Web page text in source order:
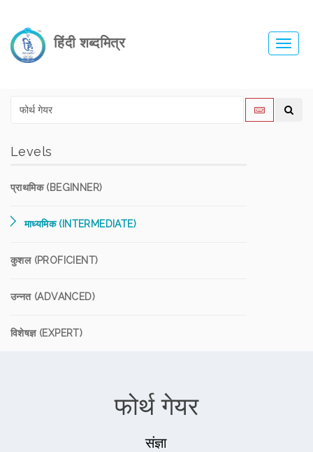
हिंदी शब्दमित्र
Levels
प्राथमिक (BEGINNER)
माध्यमिक (INTERMEDIATE)
कुशल (PROFICIENT)
उन्नत (ADVANCED)
विशेषज्ञ (EXPERT)
फोर्थ गेयर
संज्ञा